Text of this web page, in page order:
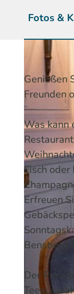
Fotos &
Genießen
Freunden
Was kann
Fisch oder
Erfreuen
Bensberg
Der Preis